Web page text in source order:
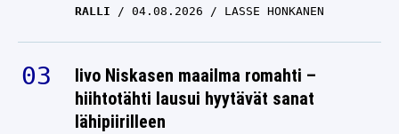
RALLI 04.08.2026 LASSE HONKANEN
Iivo Niskasen maailma romahti –
hiihtotähti lausui hyytävät sanat
lähipiirilleen